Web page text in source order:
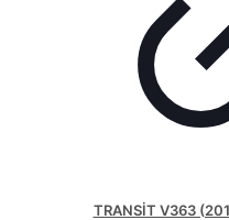
TRANSİT V363